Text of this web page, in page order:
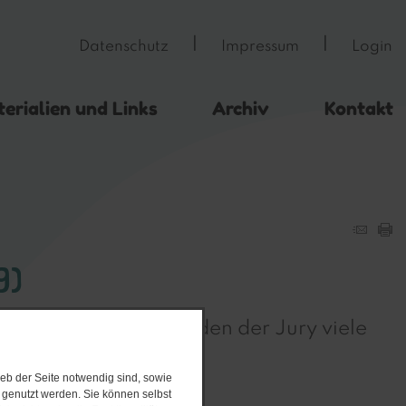
der Seite notwendig sind, sowie
werden. Sie können selbst
Datenschutz Impressum Login
und Links Archiv Kontakt
dieses Jahr wurden der Jury viele